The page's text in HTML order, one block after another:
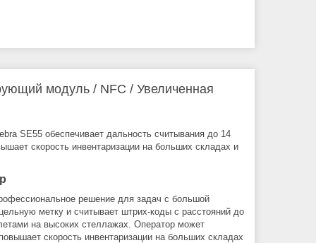
модуль / NFC / Увеличенная
SE55 обеспечивает дальность считывания до 14
скорость инвентаризации на больших складах и
решение для задач с большой
метку и считывает штрих-коды с расстояний до
на высоких стеллажах. Оператор может
скорость инвентаризации на больших складах